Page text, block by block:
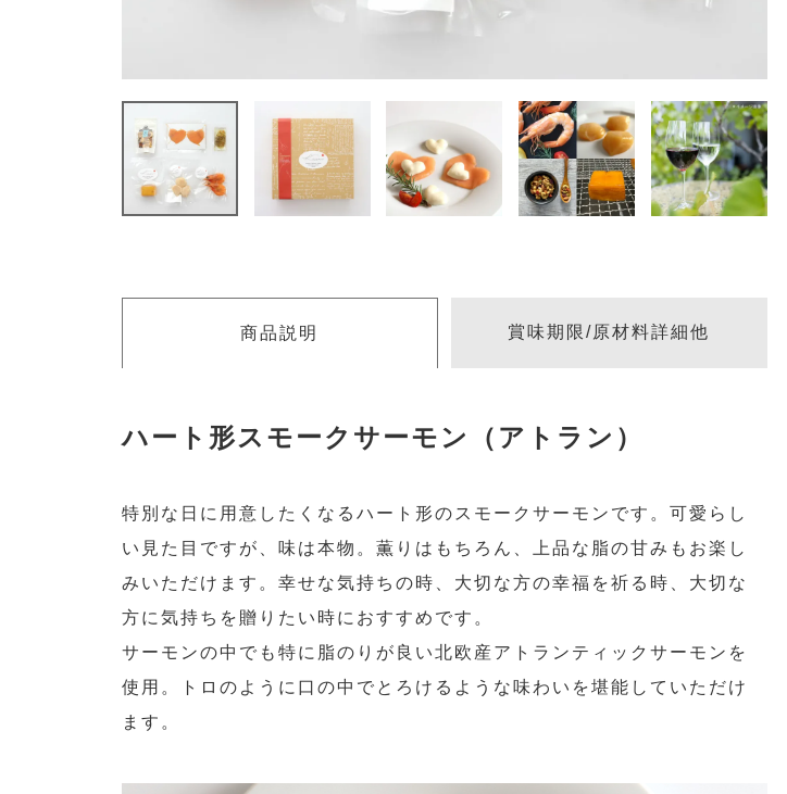
商品説明 賞味期限/原材料詳細他
ハート形スモークサーモン（アトラン）
特別な日に用意したくなるハート形のスモークサーモンです。可愛らし
い見た目ですが、味は本物。薫りはもちろん、上品な脂の甘みもお楽し
みいただけます。幸せな気持ちの時、大切な方の幸福を祈る時、大切な
方に気持ちを贈りたい時におすすめです。
サーモンの中でも特に脂のりが良い北欧産アトランティックサーモンを
使用。トロのように口の中でとろけるような味わいを堪能していただけ
ます。